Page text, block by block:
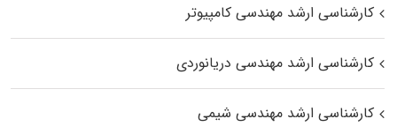
کارشناسی ارشد مهندسی کامپیوتر
کارشناسی ارشد مهندسی دریانوردی
کارشناسی ارشد مهندسی شیمی